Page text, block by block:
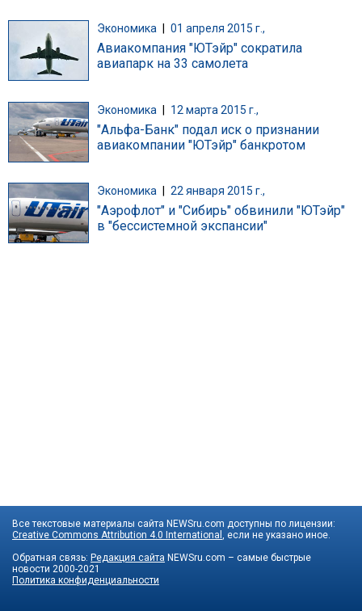
Экономика 01 апреля 2015 г.,
Авиакомпания "ЮТэйр" сократила
авиапарк на 33 самолета
Экономика | 12 марта 2015 г.,
"Альфа-Банк" подал иск о признании
авиакомпании "ЮТэйр" банкротом
Экономика 22 января 2015 г.,
"Аэрофлот" и "Сибирь" обвинили "ЮТэйр"
в "бессистемной экспансии"
Все текстовые материалы сайта NEWSru.com доступны по лицензии:
Creative Commons Attribution 4.0 International , если не указано иное.
Обратная связь: Редакция сайта NEWSru.com – самые быстрые
новости 2000-2021
Политика конфиденциальности